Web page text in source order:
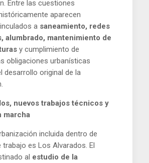
Entre las cuestiones
aparecen
a saneamiento, redes
alumbrado, mantenimiento de
y cumplimiento de
obligaciones urbanísticas
desarrollo original de la
nuevos trabajos técnicos y
marcha
incluida dentro de
trabajo es Los Alvarados. El
al estudio de la